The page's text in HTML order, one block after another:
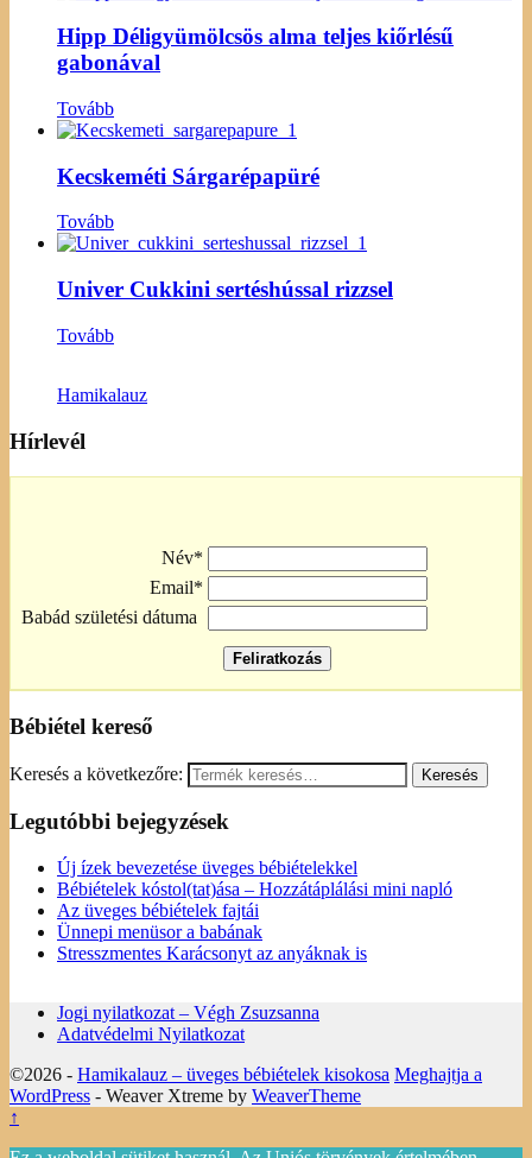
Hipp Déligyümölcsös alma teljes kiőrlésű
gabonával
Tovább
Kecskeméti Sárgarépapüré
Tovább
Univer Cukkini sertéshússal rizzsel
Tovább
Hamikalauz
Hírlevél
Név*
Email*
Babád születési dátuma
Bébiétel kereső
Keresés a következőre:
Legutóbbi bejegyzések
Új ízek bevezetése üveges bébiételekkel
Bébiételek kóstol(tat)ása – Hozzátáplálási mini napló
Az üveges bébiételek fajtái
Ünnepi menüsor a babának
Stresszmentes Karácsonyt az anyáknak is
Jogi nyilatkozat – Végh Zsuzsanna
Adatvédelmi Nyilatkozat
©2026 - Hamikalauz – üveges bébiételek kisokosa Meghajtja a
WordPress - Weaver Xtreme by WeaverTheme
↑